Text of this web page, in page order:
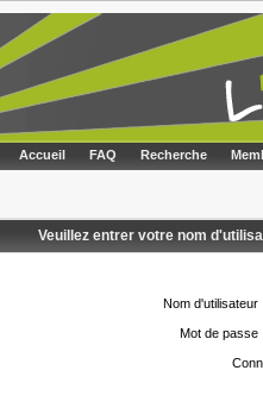
Accueil FAQ Recherche
Veuillez entrer votre nom
Nom d'utilisateur
Mot de passe